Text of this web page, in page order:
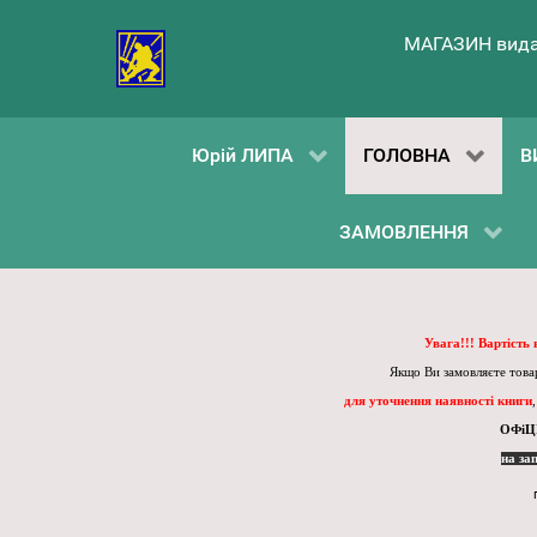
МАГАЗИН
Юрій ЛИПА ГОЛОВНА
ЗАМОВЛЕННЯ
Увага!!! Вартість
Якщо Ви замовляєте
для уточнення наявності книги,
на